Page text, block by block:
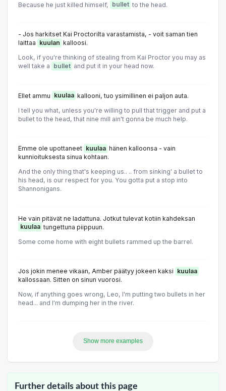
Because he just killed himself,
bullet to the head.
- Jos harkitset Kai Proctorilta varastamista, - voit saman tien
laittaa kuulan kalloosi.
Look, if you're thinking of stealing from Kai Proctor you may as
well take a bullet and put it in your head now.
Ellet ammu kuulaa kallooni, tuo ysimillinen ei paljon auta.
I tell you what, unless you're willing to pull that trigger and put a
bullet to the head, that nine mill ain't gonna be much help.
Emme ole upottaneet kuulaa hänen kalloonsa - vain
kunnioituksesta sinua kohtaan.
And the only thing that's keeping us.. .. from sinking' a bullet to
his head, is our respect for you. You gotta put a stop into
Shannonigans.
He vain pitävät ne ladattuna. Jotkut tulevat kotiin kahdeksan
kuulaa tungettuna piippuun.
Some come home with eight bullets rammed up the barrel.
Jos jokin menee vikaan, Amber päätyy jokeen kaksi kuulaa
kallossaan. Sitten on sinun vuorosi.
Now, if anything goes wrong, Leo, I'm putting two bullets in her
head... and I'm dumping her in the river.
Show more examples
Further details about this page